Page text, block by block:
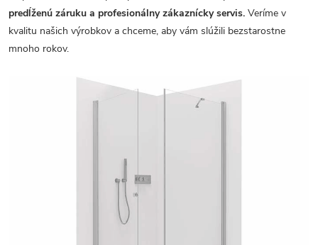
predĺženú záruku a profesionálny zákaznícky servis. Veríme v
kvalitu našich výrobkov a chceme, aby vám slúžili bezstarostne
mnoho rokov.